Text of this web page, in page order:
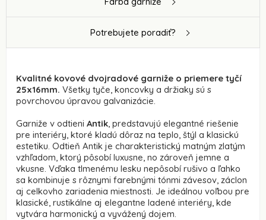
Potrebujete poradiť?
Kvalitné kovové dvojradové garniže o priemere tyčí
25x16mm. Všetky tyče, koncovky a držiaky sú s
povrchovou úpravou galvanizácie.
Garniže v odtieni Antik , predstavujú elegantné riešenie
pre interiéry, ktoré kladú dôraz na teplo, štýl a klasickú
estetiku. Odtieň Antik je charakteristický matným zlatým
vzhľadom, ktorý pôsobí luxusne, no zároveň jemne a
vkusne. Vďaka tlmenému lesku nepôsobí rušivo a ľahko
sa kombinuje s rôznymi farebnými tónmi závesov, záclon
aj celkovho zariadenia miestnosti. Je ideálnou voľbou pre
klasické, rustikálne aj elegantne ladené interiéry, kde
vytvára harmonický a vyvážený dojem.